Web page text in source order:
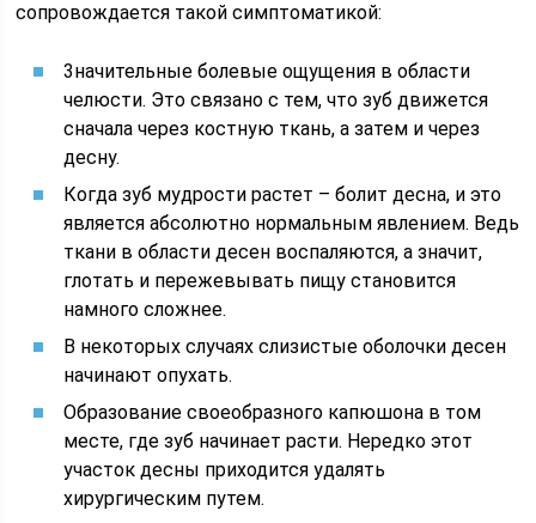
сопровождается такой симптоматикой:
3начительные болевые ощущения в области
челюсти. Это связано с тем, что зуб движется
сначала через костную ткань, а затем и через
десну.
Когда зуб мудрости растет – болит десна, и это
является абсолютно нормальным явлением. Ведь
ткани в области десен воспаляются, а значит,
глотать и пережевывать пищу становится
намного сложнее.
В некоторых случаях слизистые оболочки десен
начинают опухать.
Образование своеобразного капюшона в том
месте, где зуб начинает расти. Нередко этот
участок десны приходится удалять
хирургическим путем.